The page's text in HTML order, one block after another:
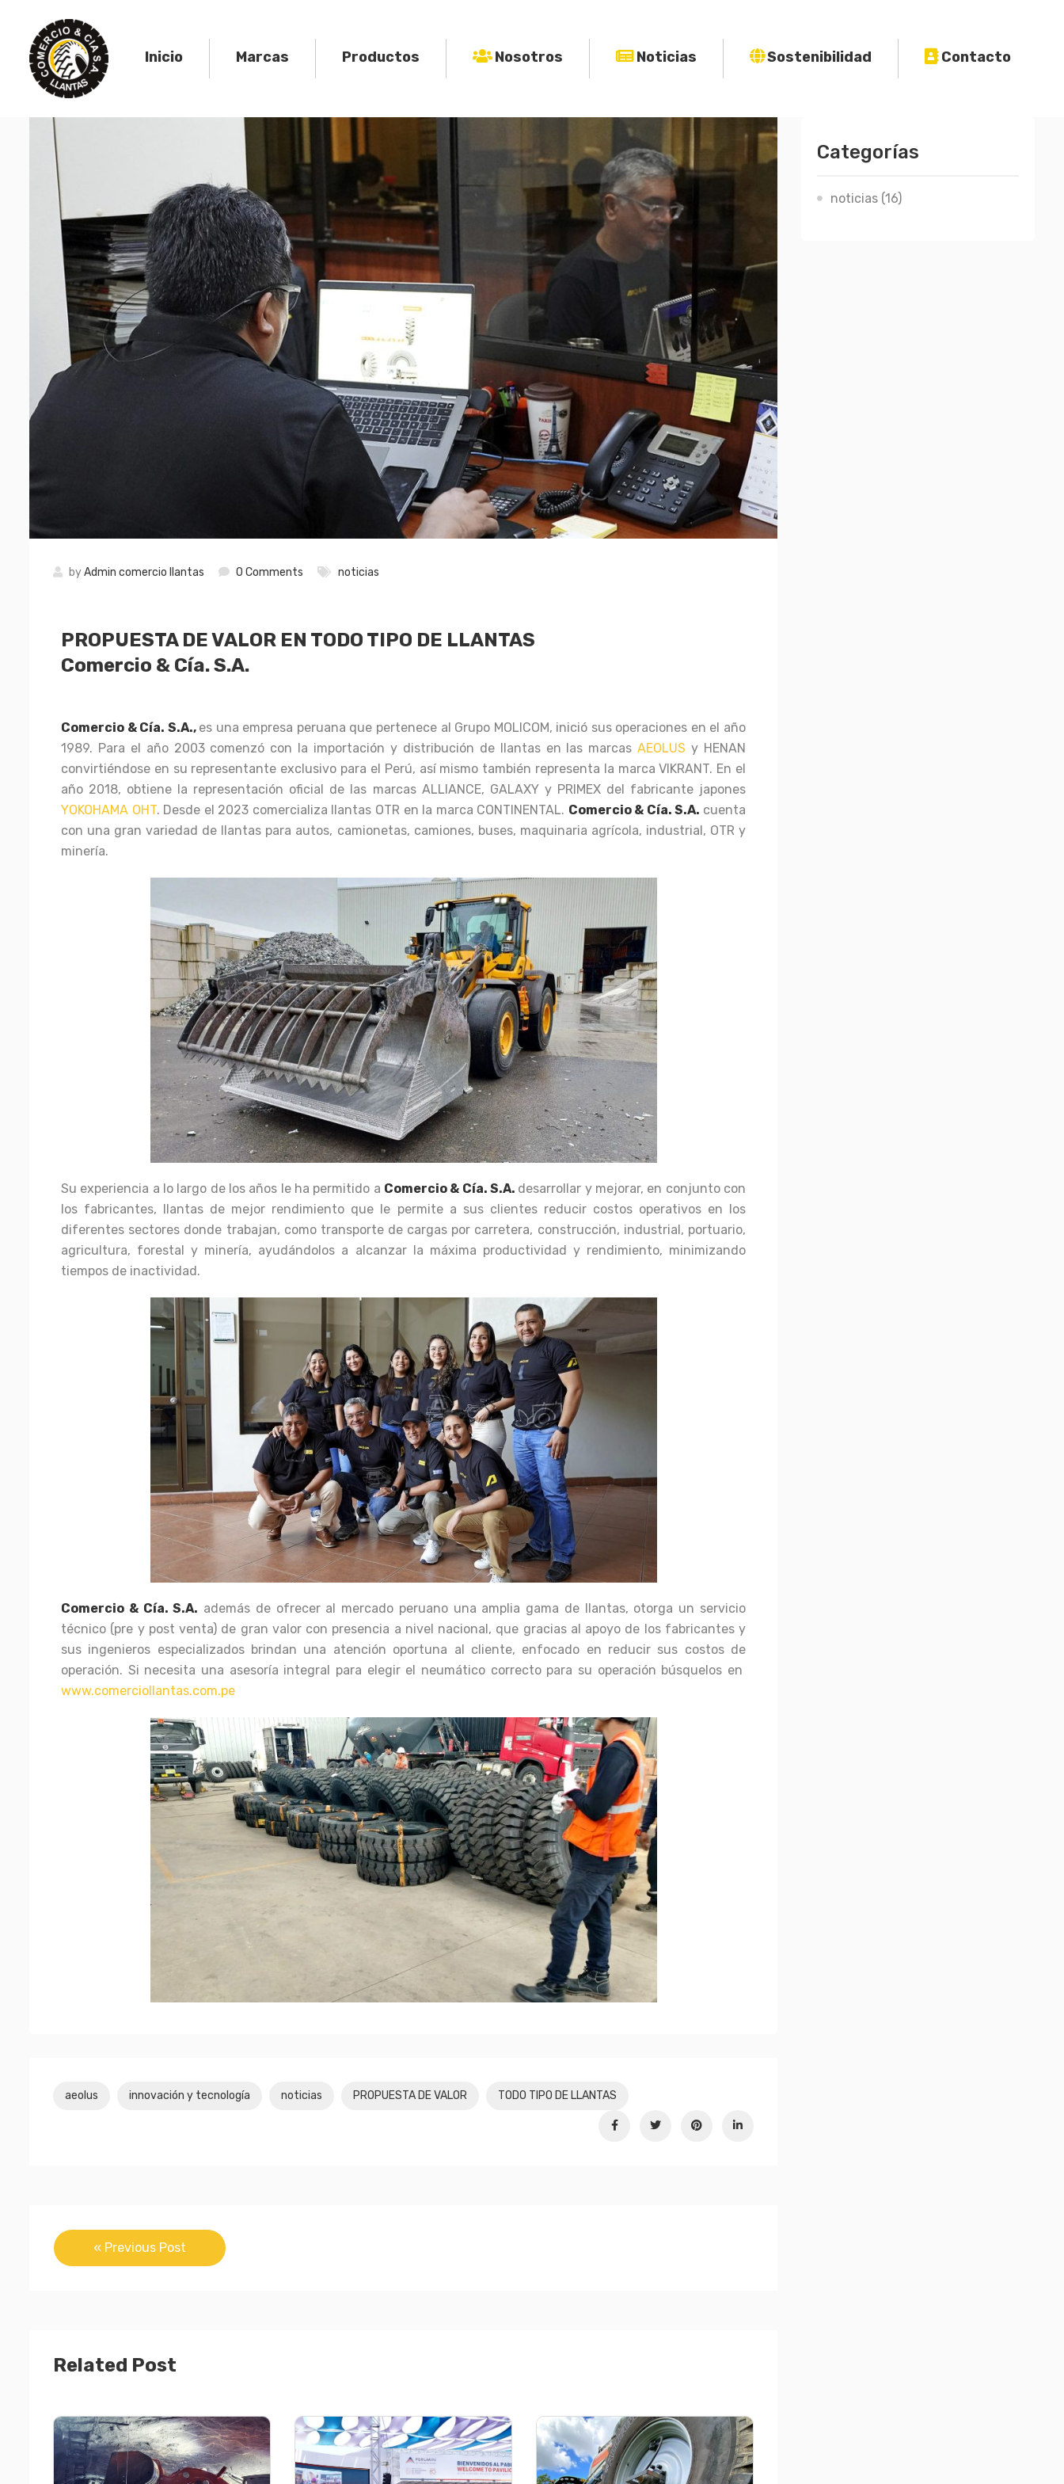
Inicio Marcas Productos Nosotros Noticias Sostenibilidad Contacto
byAdmin comercio llantas 0 Comments noticias
PROPUESTA DE VALOR EN TODO TIPO DE LLANTAS
Comercio & Cía. S.A.
Comercio & Cía. S.A., es una empresa peruana que pertenece al Grupo MOLICOM, inició sus operaciones en el año
1989. Para el año 2003 comenzó con la importación y distribución de llantas en las marcasAEOLUS y HENAN
convirtiéndose en su representante exclusivo para el Perú, así mismo también representa la marca VIKRANT. En el
año 2018, obtiene la representación oficial de las marcas ALLIANCE, GALAXY y PRIMEX del fabricante japones
YOKOHAMA OHT. Desde el 2023 comercializa llantas OTR en la marca CONTINENTAL. Comercio & Cía. S.A. cuenta
con una gran variedad de llantas para autos, camionetas, camiones, buses, maquinaria agrícola, industrial, OTR y
minería.
Su experiencia a lo largo de los años le ha permitido a Comercio & Cía. S.A. desarrollar y mejorar, en conjunto con
los fabricantes, llantas de mejor rendimiento que le permite a sus clientes reducir costos operativos en los
diferentes sectores donde trabajan, como transporte de cargas por carretera, construcción, industrial, portuario,
agricultura, forestal y minería, ayudándolos a alcanzar la máxima productividad y rendimiento, minimizando
tiempos de inactividad.
Comercio & Cía. S.A. además de ofrecer al mercado peruano una amplia gama de llantas, otorga un servicio
técnico (pre y post venta) de gran valor con presencia a nivel nacional, que gracias al apoyo de los fabricantes y
sus ingenieros especializados brindan una atención oportuna al cliente, enfocado en reducir sus costos de
operación. Si necesita una asesoría integral para elegir el neumático correcto para su operación búsquelos en
www.comerciollantas.com.pe
aeolus innovación y tecnología noticias PROPUESTA DE VALOR TODO TIPO DE LLANTAS
« Previous Post
Related Post
Categorías
noticias (16)